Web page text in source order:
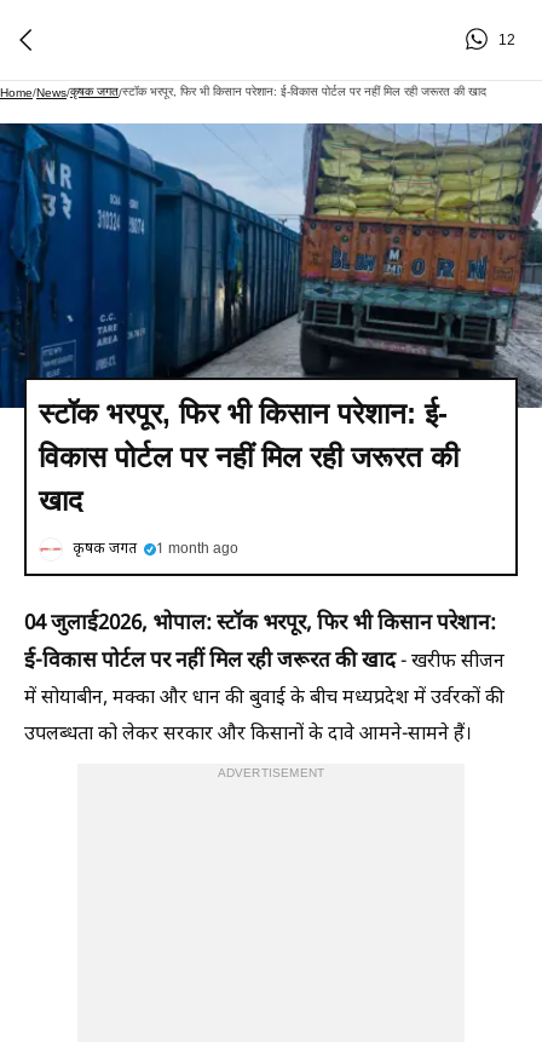
12
Home/News/कृषक जगत/स्टॉक भरपूर, फिर भी किसान परेशान: ई-विकास पोर्टल पर नहीं मिल रही जरूरत की खाद
स्टॉक भरपूर, फिर भी किसान परेशान: ई-
विकास पोर्टल पर नहीं मिल रही जरूरत की
खाद
कृषक जगत 1 month ago
04 जुलाई2026, भोपाल: स्टॉक भरपूर, फिर भी किसान परेशान:
ई-विकास पोर्टल पर नहीं मिल रही जरूरत की खाद- खरीफ सीजन
में सोयाबीन, मक्का और धान की बुवाई के बीच मध्यप्रदेश में उर्वरकों की
उपलब्धता को लेकर सरकार और किसानों के दावे आमने-सामने हैं।
ADVERTISEMENT